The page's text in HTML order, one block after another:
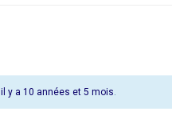
il y a 10 années et 5 mois.